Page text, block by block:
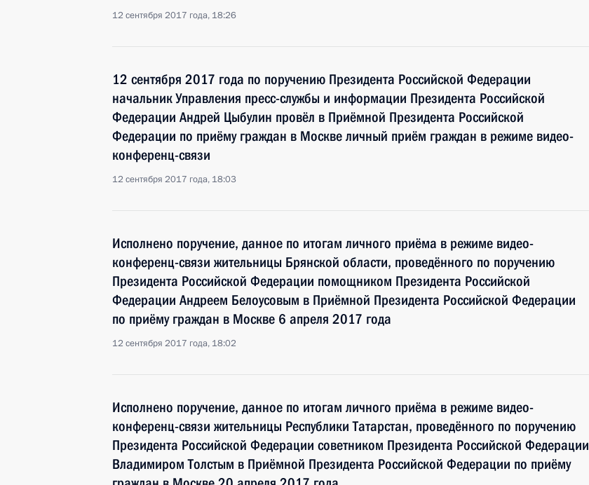
12 сентября 2017 года, 18:26
12 сентября 2017 года по поручению Президента Российской Федерации
начальник Управления пресс-службы и информации Президента Российской
Федерации Андрей Цыбулин провёл в Приёмной Президента Российской
Федерации по приёму граждан в Москве личный приём граждан в режиме видео-
конференц-связи
12 сентября 2017 года, 18:03
Исполнено поручение, данное по итогам личного приёма в режиме видео-
конференц-связи жительницы Брянской области, проведённого по поручению
Президента Российской Федерации помощником Президента Российской
Федерации Андреем Белоусовым в Приёмной Президента Российской Федерации
по приёму граждан в Москве 6 апреля 2017 года
12 сентября 2017 года, 18:02
Исполнено поручение, данное по итогам личного приёма в режиме видео-
конференц-связи жительницы Республики Татарстан, проведённого по поручению
Президента Российской Федерации советником Президента Российской Федерации
Владимиром Толстым в Приёмной Президента Российской Федерации по приёму